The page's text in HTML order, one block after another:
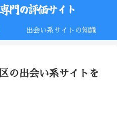
出会い系サイトの知識
の出会い系サイトを